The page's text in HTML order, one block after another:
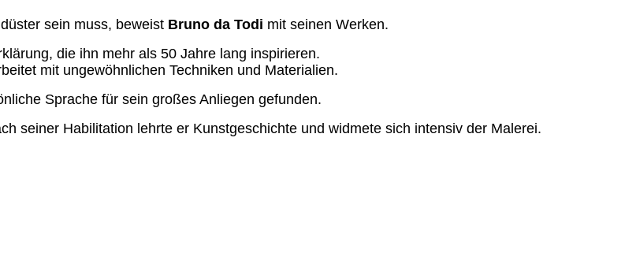
sein muss, beweist Bruno da Todi mit seinen Werken.
die ihn mehr als 50 Jahre lang inspirieren.
mit ungewöhnlichen Techniken und Materialien.
Sprache für sein großes Anliegen gefunden.
seiner Habilitation lehrte er Kunstgeschichte und widmete sich intensiv der Malerei.